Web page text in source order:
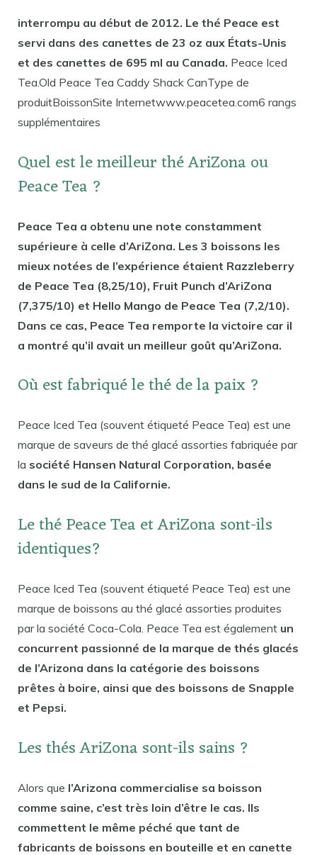
interrompu au début de 2012. Le thé Peace est
servi dans des canettes de 23 oz aux États-Unis
et des canettes de 695 ml au Canada. Peace Iced
Tea.Old Peace Tea Caddy Shack CanType de
produitBoissonSite Internetwww.peacetea.com6 rangs
supplémentaires
Quel est le meilleur thé AriZona ou
Peace Tea ?
Peace Tea a obtenu une note constamment
supérieure à celle d’AriZona. Les 3 boissons les
mieux notées de l’expérience étaient Razzleberry
de Peace Tea (8,25/10), Fruit Punch d’AriZona
(7,375/10) et Hello Mango de Peace Tea (7,2/10).
Dans ce cas, Peace Tea remporte la victoire car il
a montré qu’il avait un meilleur goût qu’AriZona.
Où est fabriqué le thé de la paix ?
Peace Iced Tea (souvent étiqueté Peace Tea) est une
marque de saveurs de thé glacé assorties fabriquée par
la société Hansen Natural Corporation, basée
dans le sud de la Californie.
Le thé Peace Tea et AriZona sont-ils
identiques?
Peace Iced Tea (souvent étiqueté Peace Tea) est une
marque de boissons au thé glacé assorties produites
par la société Coca-Cola. Peace Tea est également un
concurrent passionné de la marque de thés glacés
de l’Arizona dans la catégorie des boissons
prêtes à boire, ainsi que des boissons de Snapple
et Pepsi.
Les thés AriZona sont-ils sains ?
Alors que l’Arizona commercialise sa boisson
comme saine, c’est très loin d’être le cas. Ils
commettent le même péché que tant de
fabricants de boissons en bouteille et en canette